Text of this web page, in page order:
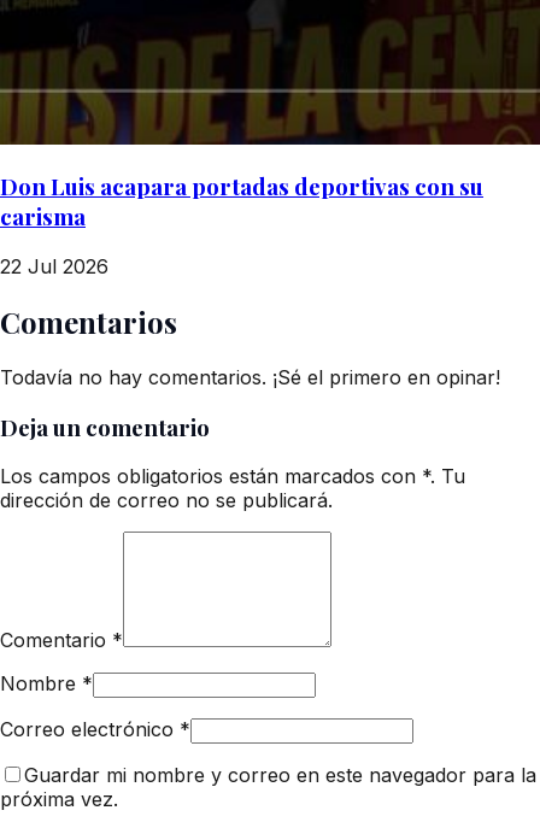
Don Luis acapara portadas deportivas con su
carisma
22 Jul 2026
Comentarios
Todavía no hay comentarios. ¡Sé el primero en opinar!
Deja un comentario
Los campos obligatorios están marcados con *. Tu
dirección de correo no se publicará.
Comentario *
Nombre *
Correo electrónico *
Guardar mi nombre y correo en este navegador para la
próxima vez.